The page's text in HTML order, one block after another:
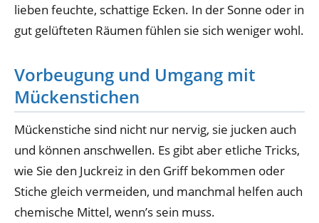
lieben feuchte, schattige Ecken. In der Sonne oder in
gut gelüfteten Räumen fühlen sie sich weniger wohl.
Vorbeugung und Umgang mit
Mückenstichen
Mückenstiche sind nicht nur nervig, sie jucken auch
und können anschwellen. Es gibt aber etliche Tricks,
wie Sie den Juckreiz in den Griff bekommen oder
Stiche gleich vermeiden, und manchmal helfen auch
chemische Mittel, wenn’s sein muss.